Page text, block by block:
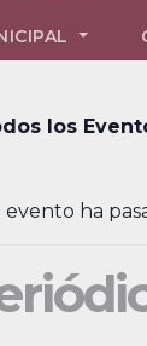
los
evento ha